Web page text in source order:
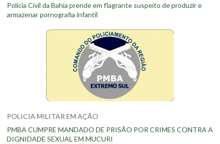
Policia Civil da Bahia prende em flagrante suspeito de produzir e
armazenar pornografia infantil
POLICIA MILITAR EM AÇÃO
PMBA CUMPRE MANDADO DE PRISÃO POR CRIMES CONTRA A
DIGNIDADE SEXUAL EM MUCURI